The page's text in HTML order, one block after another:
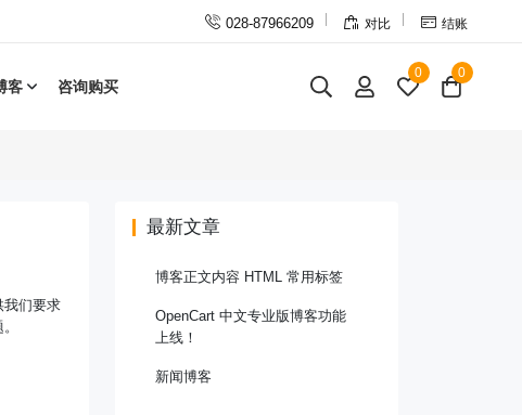
 028-87966209  对比  结账
客 咨询购买
0 0
我们要求
最新文章
博客正文内容 HTML 常用标签
OpenCart 中文专业版博客功能
上线！
新闻博客